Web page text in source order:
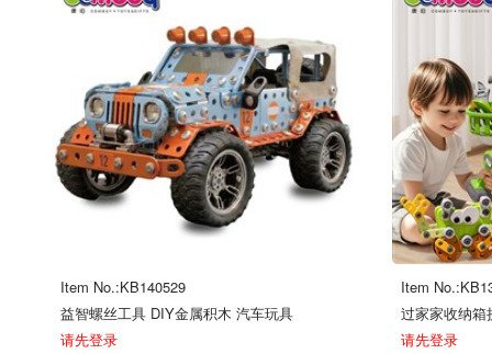
Item No.:KB140529
益智螺丝工具 DIY金属积木 汽车玩具
请先登录
Item
请先登录